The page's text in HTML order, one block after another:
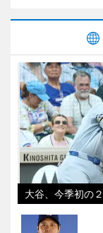
大谷、今季初の